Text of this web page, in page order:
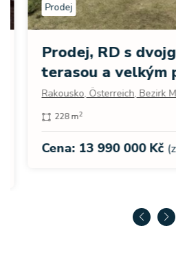
Prodej
Prodej, RD s
terasou a velkým
Rakousko, Österreich, Bezirk
228 m2
Cena: 13 990 000 Kč(za